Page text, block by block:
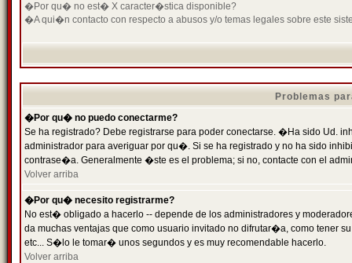
�Por qu� no est� X caracter�stica disponible?
�A qui�n contacto con respecto a abusos y/o temas legales sobre este
Problemas
�Por qu� no puedo conectarme?
Se ha registrado? Debe registrarse para poder conectarse. �Ha sido Ud.
administrador para averiguar por qu�. Si se ha registrado y no ha sido
contrase�a. Generalmente �ste es el problema; si no, contacte con el
Volver arriba
�Por qu� necesito registrarme?
No est� obligado a hacerlo -- depende de los administradores y
da muchas ventajas que como usuario invitado no difrutar�a, como tener
etc... S�lo le tomar� unos segundos y es muy recomendable hacerlo.
Volver arriba